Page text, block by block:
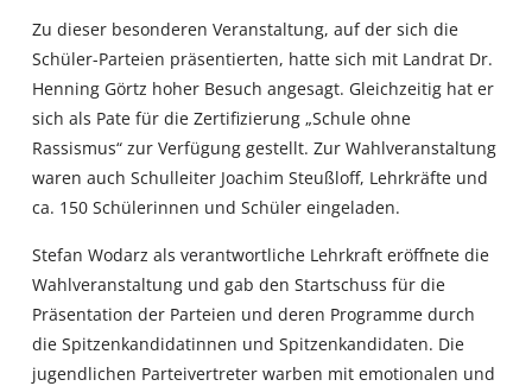
Zu dieser besonderen Veranstaltung, auf der sich die
Schüler-Parteien präsentierten, hatte sich mit Landrat Dr.
Henning Görtz hoher Besuch angesagt. Gleichzeitig hat er
sich als Pate für die Zertifizierung „Schule ohne
Rassismus“ zur Verfügung gestellt. Zur Wahlveranstaltung
waren auch Schulleiter Joachim Steußloff, Lehrkräfte und
ca. 150 Schülerinnen und Schüler eingeladen.
Stefan Wodarz als verantwortliche Lehrkraft eröffnete die
Wahlveranstaltung und gab den Startschuss für die
Präsentation der Parteien und deren Programme durch
die Spitzenkandidatinnen und Spitzenkandidaten. Die
jugendlichen Parteivertreter warben mit emotionalen und